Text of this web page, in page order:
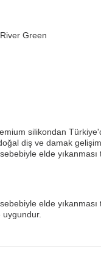
Green
silikondan
diş ve damak
elde yıkanması
elde yıkanması
uygundur.